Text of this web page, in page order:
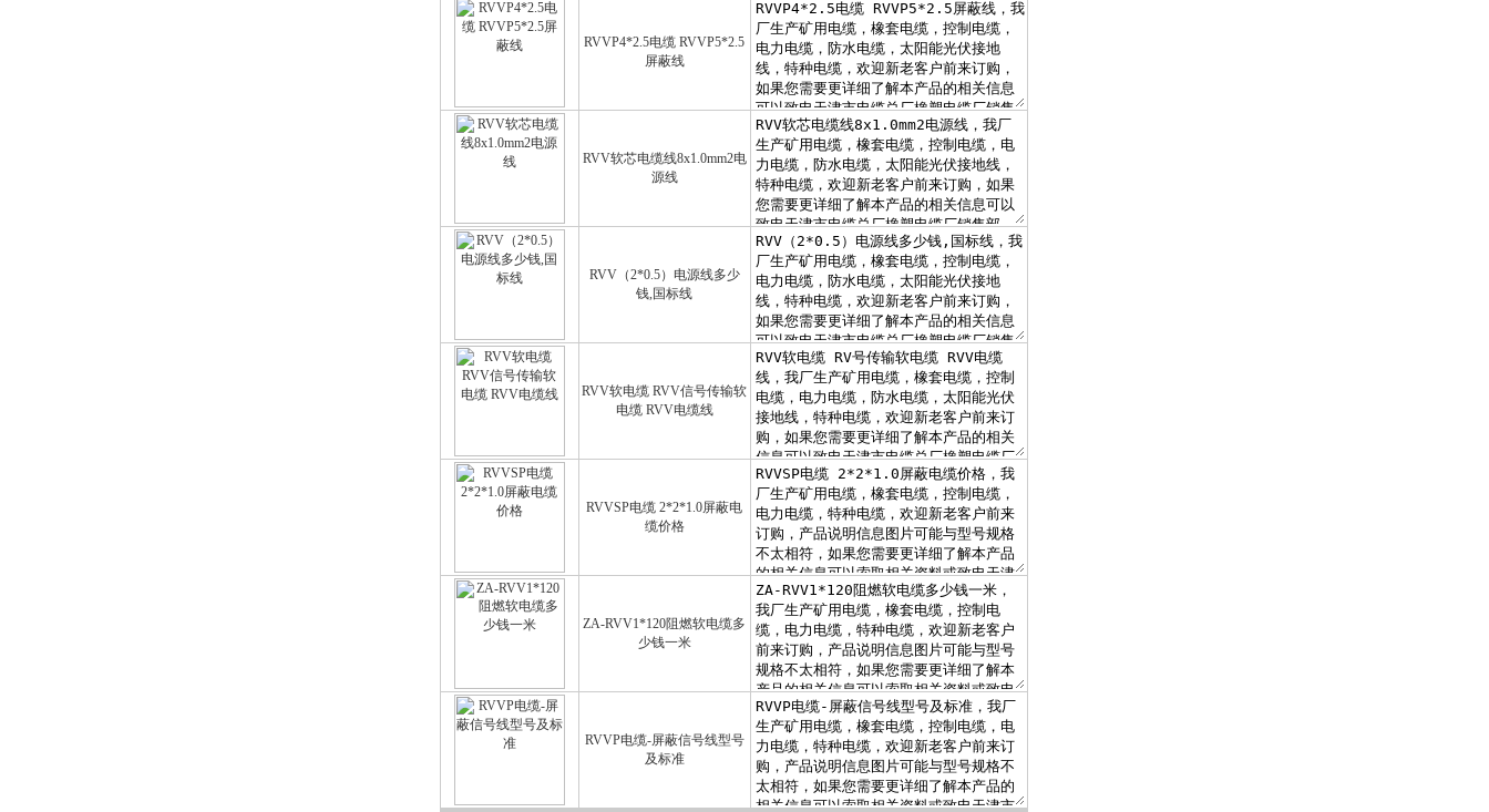
RVVP4*2.5电缆 RVVP5*2.5
屏蔽线
RVV软芯电缆线8x1.0mm2电
源线
RVV（2*0.5）电源线多少
钱,国标线
RVV软电缆 RVV信号传输软
电缆 RVV电缆线
RVVSP电缆 2*2*1.0屏蔽电
缆价格
ZA-RVV1*120阻燃软电缆多
少钱一米
RVVP电缆-屏蔽信号线型号
及标准